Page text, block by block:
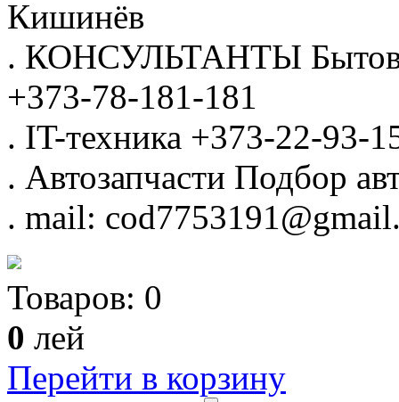
Кишинёв
. КОНСУЛЬТАНТЫ
+373-78-181-181
. IT-техника +373-22-93-
. Автозапчасти Подбор
. mail:
Товаров: 0
0 лей
Перейти в корзину